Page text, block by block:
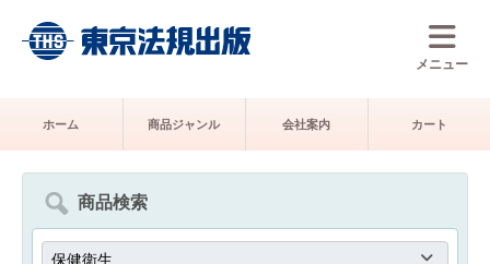
メニュー
ホーム 商品ジャンル 会社案内 カート
商品検索